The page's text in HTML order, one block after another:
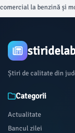
comercial la benzină și
Știri de calitate din
Categorii
Actualitate
Bancul zilei